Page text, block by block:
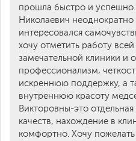
прошла быстро и
Николаевич неоднократно
интересовался
хочу отметить работу
замечательной клиники и
профессионализм,
искреннюю поддержку, а
внутреннюю красоту
Викторовны-это
качеств, нахождение в
комфортно. Хочу